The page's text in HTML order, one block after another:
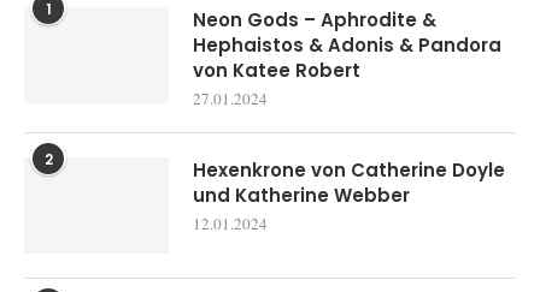
1
Neon Gods – Aphrodite &
Hephaistos & Adonis & Pandora
von Katee Robert
27.01.2024
2
Hexenkrone von Catherine Doyle
und Katherine Webber
12.01.2024